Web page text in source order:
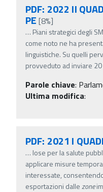
PDF: 2022 II
PE [8%]
… Piani strategici degli
come noto ne ha
linguistiche. Su quelli
provveduto ad inviare
Parole chiave:
Ultima modifica:
PDF: 2021 I
… lose per la salute
applicare misure
interessate,
esportazioni dallezone